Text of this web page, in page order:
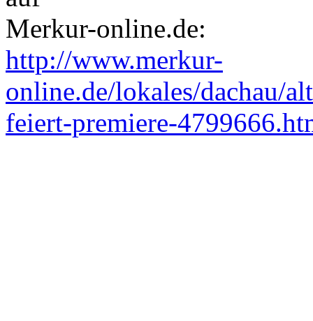
Merkur-online.de:
http://www.merkur-
online.de/lokales/dachau/
feiert-premiere-